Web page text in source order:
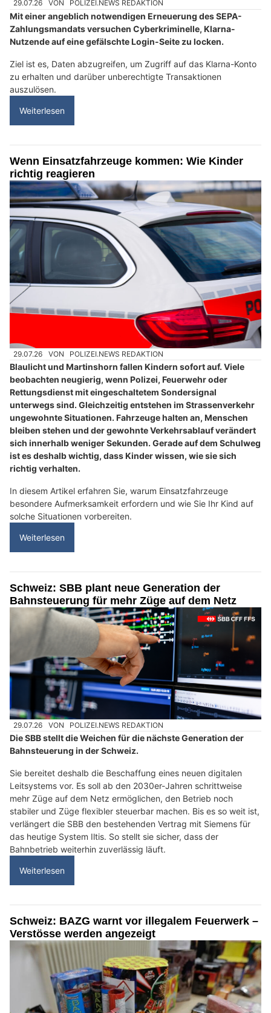
29.07.26 VON POLIZEI.NEWS REDAKTION
Mit einer angeblich notwendigen Erneuerung des SEPA-
Zahlungsmandats versuchen Cyberkriminelle, Klarna-
Nutzende auf eine gefälschte Login-Seite zu locken.
Ziel ist es, Daten abzugreifen, um Zugriff auf das Klarna-Konto
zu erhalten und darüber unberechtigte Transaktionen
auszulösen.
Weiterlesen
Wenn Einsatzfahrzeuge kommen: Wie Kinder
richtig reagieren
29.07.26 VON POLIZEI.NEWS REDAKTION
Blaulicht und Martinshorn fallen Kindern sofort auf. Viele
beobachten neugierig, wenn Polizei, Feuerwehr oder
Rettungsdienst mit eingeschaltetem Sondersignal
unterwegs sind. Gleichzeitig entstehen im Strassenverkehr
ungewohnte Situationen. Fahrzeuge halten an, Menschen
bleiben stehen und der gewohnte Verkehrsablauf verändert
sich innerhalb weniger Sekunden. Gerade auf dem Schulweg
ist es deshalb wichtig, dass Kinder wissen, wie sie sich
richtig verhalten.
In diesem Artikel erfahren Sie, warum Einsatzfahrzeuge
besondere Aufmerksamkeit erfordern und wie Sie Ihr Kind auf
solche Situationen vorbereiten.
Weiterlesen
Schweiz: SBB plant neue Generation der
Bahnsteuerung für mehr Züge auf dem Netz
29.07.26 VON POLIZEI.NEWS REDAKTION
Die SBB stellt die Weichen für die nächste Generation der
Bahnsteuerung in der Schweiz.
Sie bereitet deshalb die Beschaffung eines neuen digitalen
Leitsystems vor. Es soll ab den 2030er-Jahren schrittweise
mehr Züge auf dem Netz ermöglichen, den Betrieb noch
stabiler und Züge flexibler steuerbar machen. Bis es so weit ist,
verlängert die SBB den bestehenden Vertrag mit Siemens für
das heutige System Iltis. So stellt sie sicher, dass der
Bahnbetrieb weiterhin zuverlässig läuft.
Weiterlesen
Schweiz: BAZG warnt vor illegalem Feuerwerk –
Verstösse werden angezeigt